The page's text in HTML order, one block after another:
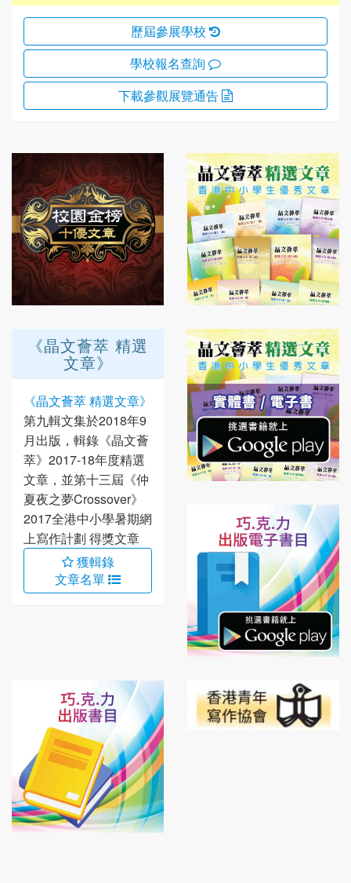
歷屆參展學校
學校報名查詢
下載參觀展覽通告
《晶文薈萃 精選
文章》
《晶文薈萃 精選文章》
第九輯文集於2018年9
月出版，輯錄《晶文薈
萃》2017-18年度精選
文章，並第十三屆《仲
夏夜之夢Crossover》
2017全港中小學暑期網
上寫作計劃 得獎文章
獲輯錄
文章名單